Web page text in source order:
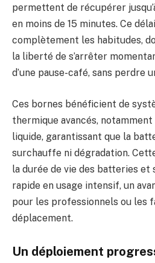
permettent de récupérer
en moins de 15 minutes. Ce
complètement les habitudes,
la liberté de s’arrêter
d’une pause-café, sans perdre
Ces bornes bénéficient de
thermique avancés,
liquide, garantissant que la
surchauffe ni dégradation.
la durée de vie des batteries et
rapide en usage intensif, un
pour les professionnels ou les
déplacement.
Un déploiement